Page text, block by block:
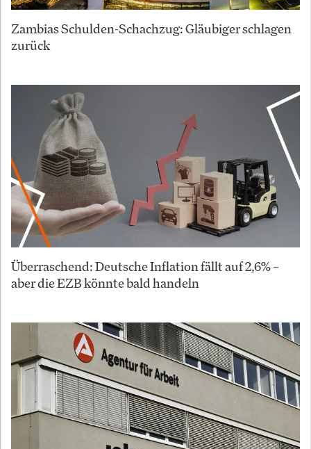
Zambias Schulden-Schachzug: Gläubiger schlagen
zurück
Überraschend: Deutsche Inflation fällt auf 2,6% –
aber die EZB könnte bald handeln